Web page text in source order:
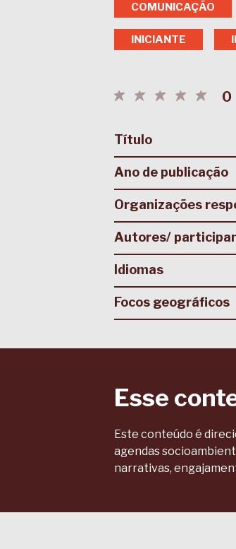
COMUNICAÇÃO
INICIANTE
0
Título
Ano de publicação
Organizações
Autores/
Idiomas
Focos geográficos
Esse
Este conteúdo é
agendas
narrativas,